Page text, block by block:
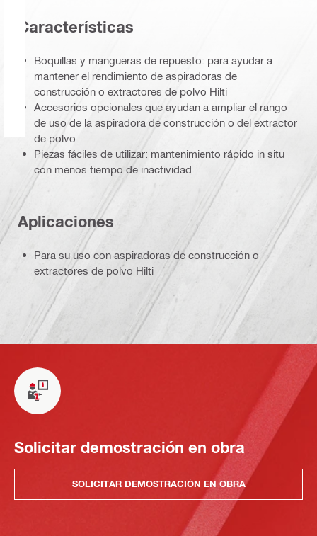
Características
Boquillas y mangueras de repuesto: para ayudar a
mantener el rendimiento de aspiradoras de
construcción o extractores de polvo Hilti
Accesorios opcionales que ayudan a ampliar el rango
de uso de la aspiradora de construcción o del extractor
de polvo
Piezas fáciles de utilizar: mantenimiento rápido in situ
con menos tiempo de inactividad
Aplicaciones
Para su uso con aspiradoras de construcción o
extractores de polvo Hilti
Solicitar demostración en obra
SOLICITAR DEMOSTRACIÓN EN OBRA